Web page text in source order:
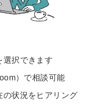
選択できます
）で相談可能
の状況をヒアリング